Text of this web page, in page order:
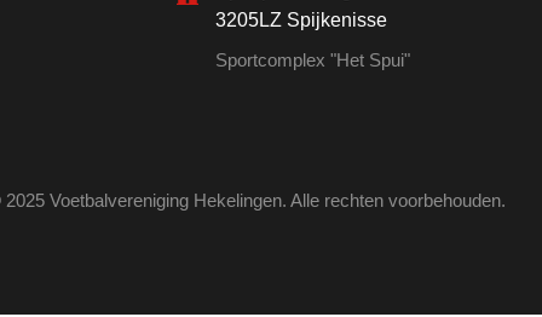
3205LZ Spijkenisse
Sportcomplex "Het Spui"
Voetbalvereniging Hekelingen. Alle rechten voorbehouden.